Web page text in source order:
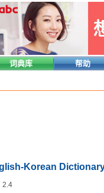
词典库 帮助
Korean
2.4